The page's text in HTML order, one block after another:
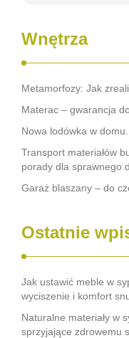
Wnętrza
Metamorfozy: Jak
Materac – gwarancja
Nowa lodówka w domu.
Transport materiałów
porady dla sprawnego
Garaż blaszany – do
Ostatnie
Jak ustawić meble w
wyciszenie i komfort
Naturalne materiały w
sprzyjające zdrowemu